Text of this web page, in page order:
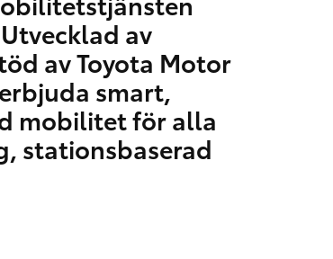
av
av Toyota Motor
smart,
mobilitet för alla
stationsbaserad